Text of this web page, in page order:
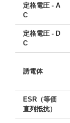
定格電圧 - A
C
定格電圧 - D
C
誘電体
ESR（等価
直列抵抗）